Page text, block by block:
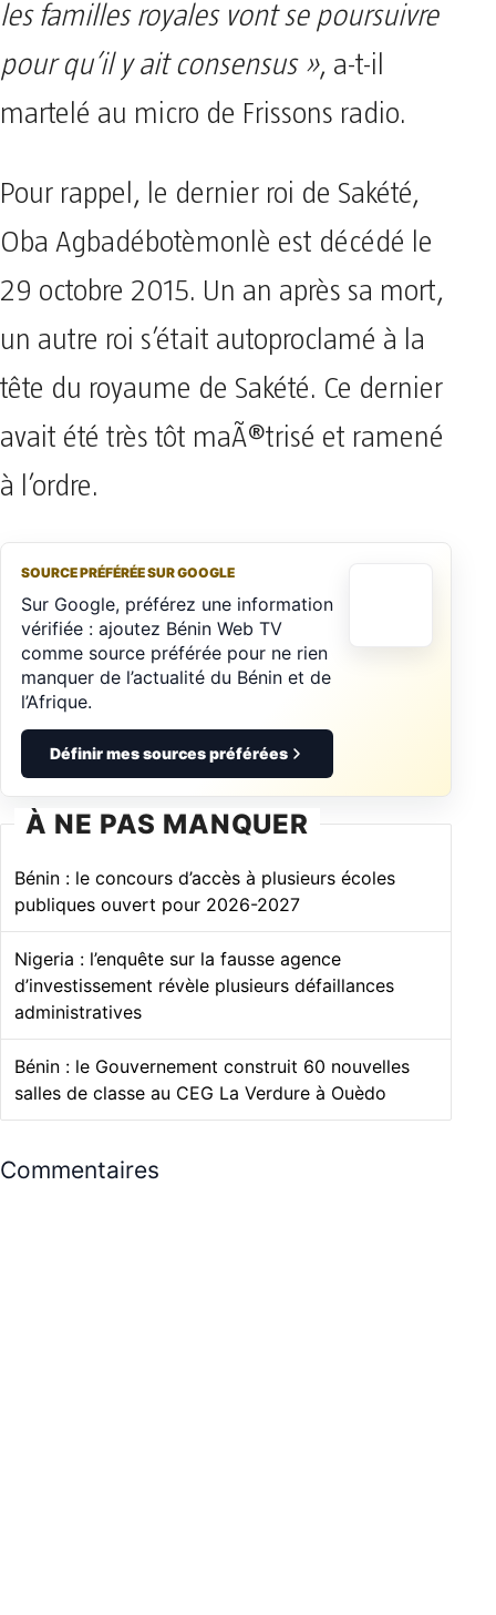
les familles royales vont se poursuivre
pour qu’il y ait consensus », a-t-il
martelé au micro de Frissons radio.
Pour rappel, le dernier roi de Sakété,
Oba Agbadébotèmonlè est décédé le
29 octobre 2015. Un an après sa mort,
un autre roi s’était autoproclamé à la
tête du royaume de Sakété. Ce dernier
avait été très tôt maÃ®trisé et ramené
à l’ordre.
SOURCE PRÉFÉRÉE SUR GOOGLE
Sur Google, préférez une information
vérifiée : ajoutez Bénin Web TV
comme source préférée pour ne rien
manquer de l’actualité du Bénin et de
l’Afrique.
Définir mes sources préférées
À NE PAS MANQUER
Bénin : le concours d’accès à plusieurs écoles
publiques ouvert pour 2026-2027
Nigeria : l’enquête sur la fausse agence
d’investissement révèle plusieurs défaillances
administratives
Bénin : le Gouvernement construit 60 nouvelles
salles de classe au CEG La Verdure à Ouèdo
Commentaires